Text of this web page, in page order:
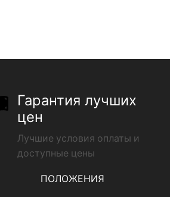
Гарантия лучших
цен
Лучшие условия оплаты и
доступные цены
ПОЛОЖЕНИЯ